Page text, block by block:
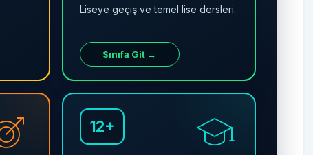
Liseye geçiş ve temel lise dersleri.
Sınıfa Git →
12+